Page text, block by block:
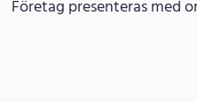
Företag presenteras med